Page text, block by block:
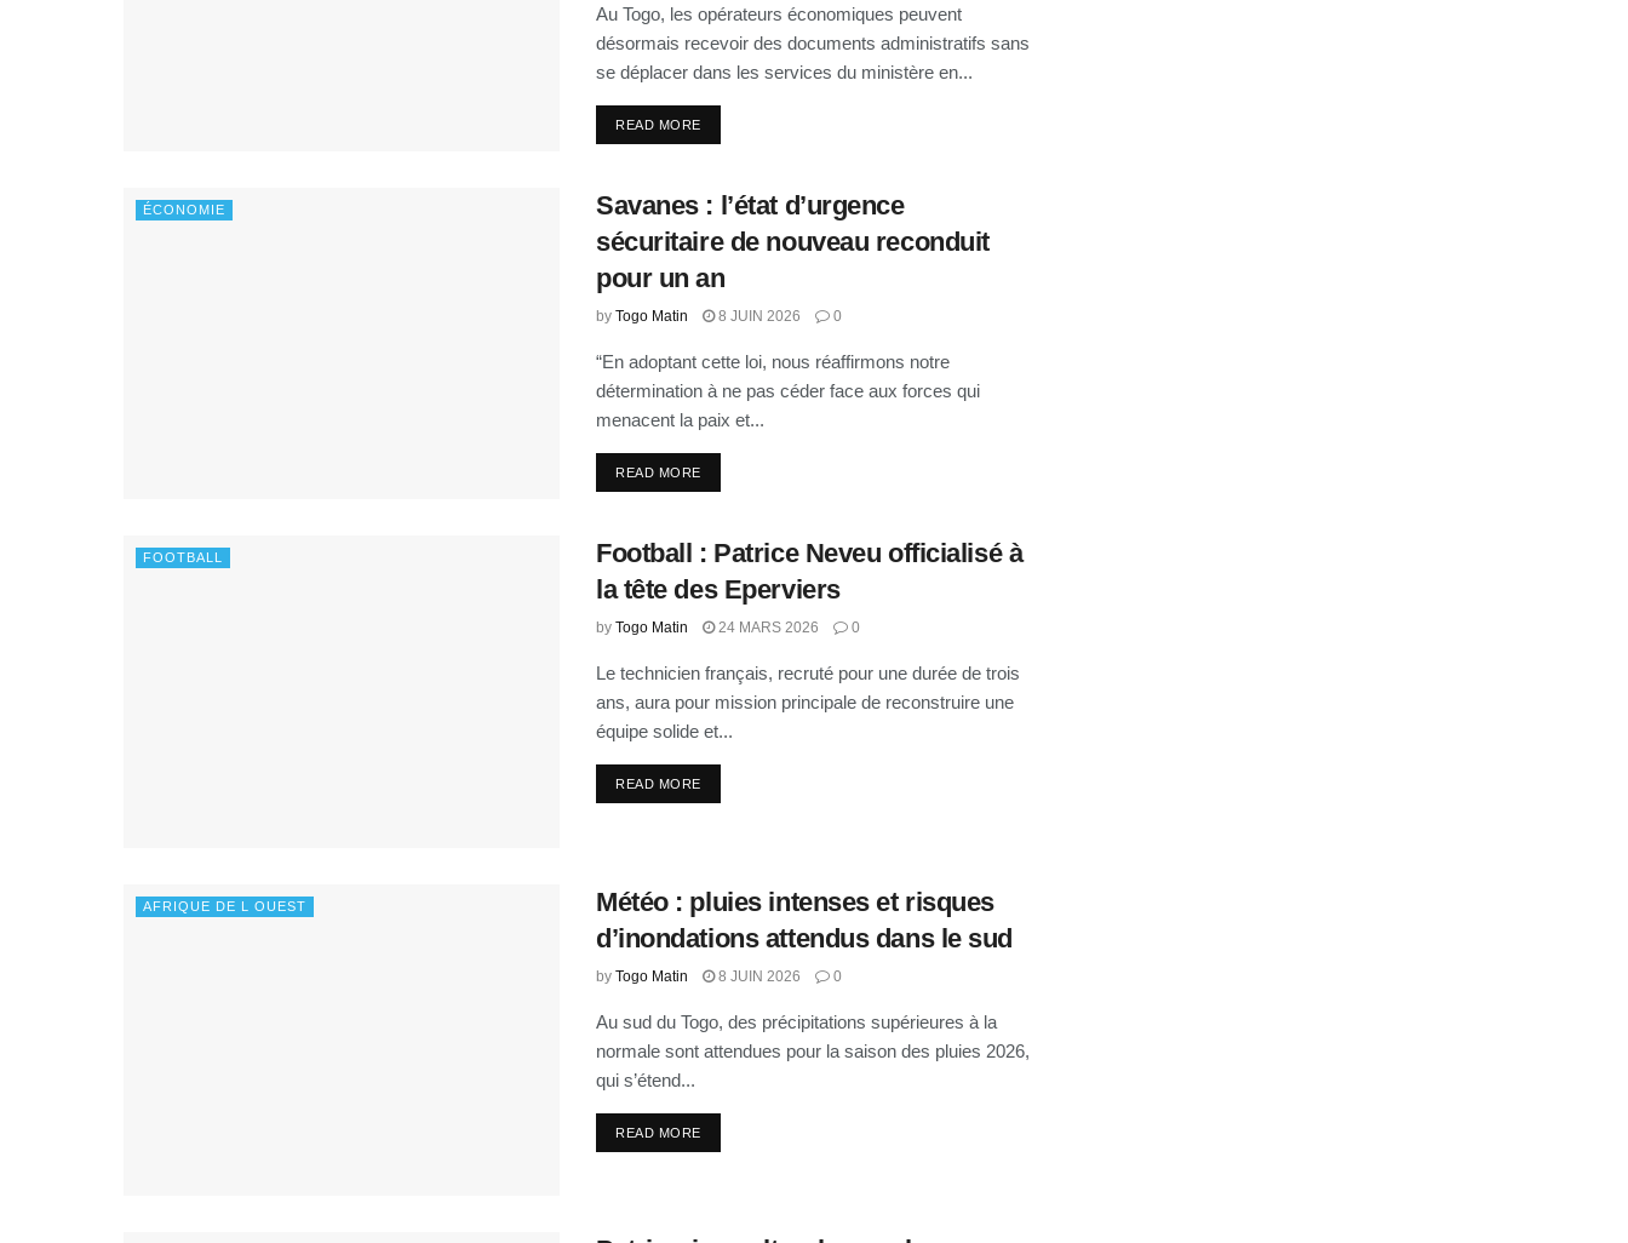
Au Togo, les opérateurs économiques peuvent
désormais recevoir des documents administratifs sans
se déplacer dans les services du ministère en...
READ MORE
ÉCONOMIE
Savanes : l’état d’urgence
sécuritaire de nouveau reconduit
pour un an
by Togo Matin 8 JUIN 2026 0
“En adoptant cette loi, nous réaffirmons notre
détermination à ne pas céder face aux forces qui
menacent la paix et...
READ MORE
FOOTBALL
Football : Patrice Neveu officialisé à
la tête des Eperviers
by Togo Matin 24 MARS 2026 0
Le technicien français, recruté pour une durée de trois
ans, aura pour mission principale de reconstruire une
équipe solide et...
READ MORE
AFRIQUE DE L OUEST
Météo : pluies intenses et risques
d’inondations attendus dans le sud
by Togo Matin 8 JUIN 2026 0
Au sud du Togo, des précipitations supérieures à la
normale sont attendues pour la saison des pluies 2026,
qui s’étend...
READ MORE